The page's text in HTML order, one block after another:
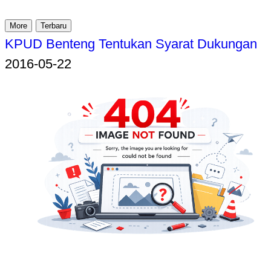
More Terbaru
KPUD Benteng Tentukan Syarat Dukungan
2016-05-22